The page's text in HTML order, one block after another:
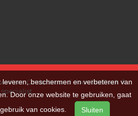
Ondersteund doorSitePack ®
beschermen en verbeteren van
Door onze website te gebruiken, gaat
van cookies.
Sluiten